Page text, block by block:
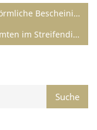
der Arbeitsunfähigkeit
Erste Tätigkeitsstätte eines Polizeibeamten im Streifendienst